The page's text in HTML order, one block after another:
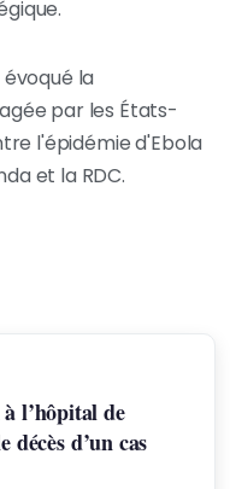
la
par les États-
l'épidémie d'Ebola
et la RDC.
l’hôpital de
décès d’un cas